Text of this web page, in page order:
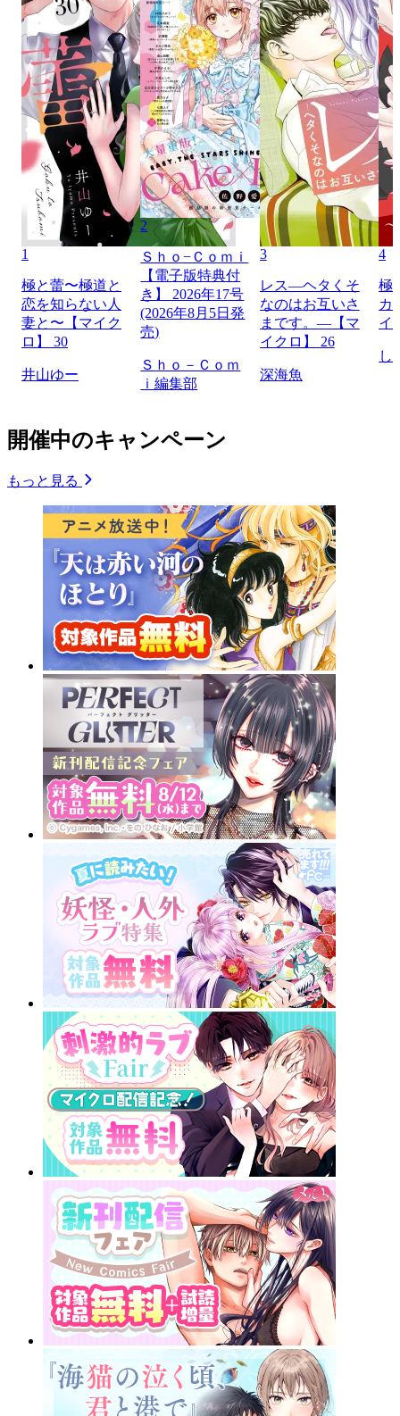
1
極と蕾〜極道と
恋を知らない人
妻と〜【マイク
ロ】 30
井山ゆー
2
Ｓｈｏ−Ｃｏｍｉ
【電子版特典付
き】 2026年17号
(2026年8月5日発
売)
Ｓｈｏ－Ｃｏｍ
ｉ編集部
3
レス―ヘタくそ
なのはお互いさ
まです。―【マ
イクロ】 26
深海魚
4
極
カ
イ
し
開催中のキャンペーン
もっと見る